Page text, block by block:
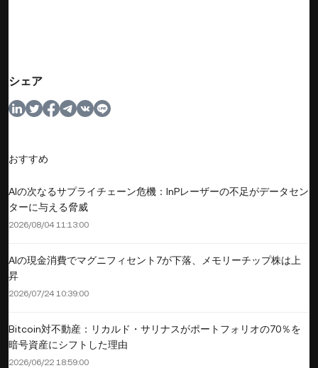
シェア
おすすめ
AIの次なるサプライチェーン危機：InPレーザーの不足がデータセン
ターに与える脅威
2026/08/04 11:13:00
AIの現金消費でマグニフィセント7が下落、メモリーチップ株は上
昇
2026/07/24 10:39:00
Bitcoin対不動産：リカルド・サリナスがポートフォリオの70％を
暗号資産にシフトした理由
2026/06/22 18:59:00